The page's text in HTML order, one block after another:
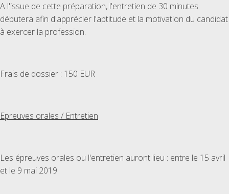
A l'issue de cette préparation, l'entretien de 30 minutes
débutera afin d'apprécier l'aptitude et la motivation du candidat
à exercer la profession.
Frais de dossier : 150 EUR
Epreuves orales / Entretien
Les épreuves orales ou l'entretien auront lieu : entre le 15 avril
et le 9 mai 2019